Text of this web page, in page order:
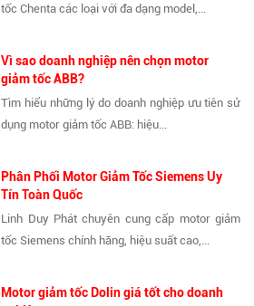
tốc Chenta các loại với đa dạng model,...
Vì sao doanh nghiệp nên chọn motor
giảm tốc ABB?
Tìm hiểu những lý do doanh nghiệp ưu tiên sử
dụng motor giảm tốc ABB: hiệu...
Phân Phối Motor Giảm Tốc Siemens Uy
Tín Toàn Quốc
Linh Duy Phát chuyên cung cấp motor giảm
tốc Siemens chính hãng, hiệu suất cao,...
Motor giảm tốc Dolin giá tốt cho doanh